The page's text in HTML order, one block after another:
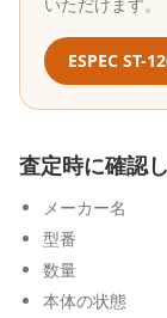
ESPEC ST-
査定時に確認
メーカー名
型番
数量
本体の状態